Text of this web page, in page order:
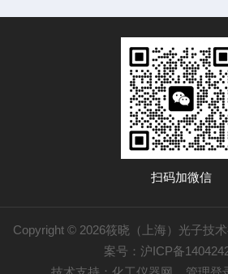
扫码加微信
Copyright © 2026筱晓（上海）光子技
案号：沪ICP备